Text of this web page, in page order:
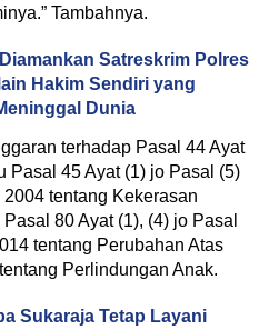
Tambahnya.
Satreskrim Polres
Hakim Sendiri yang
Dunia
terhadap Pasal 44 Ayat
Pasal 45 Ayat (1) jo Pasal (5)
tentang Kekerasan
80 Ayat (1), (4) jo Pasal
tentang Perubahan Atas
Perlindungan Anak.
Sukaraja Tetap Layani